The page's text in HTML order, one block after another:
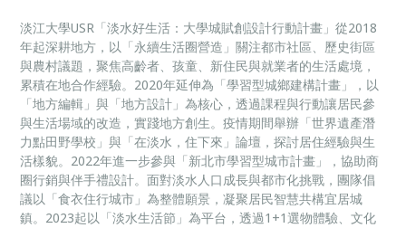
淡江大學USR「淡水好生活：大學城賦創設計行動計畫」從2018
年起深耕地方，以「永續生活圈營造」關注都市社區、歷史街區
與農村議題，聚焦高齡者、孩童、新住民與就業者的生活處境，
累積在地合作經驗。2020年延伸為「學習型城鄉建構計畫」，以
「地方編輯」與「地方設計」為核心，透過課程與行動讓居民參
與生活場域的改造，實踐地方創生。疫情期間舉辦「世界遺產潛
力點田野學校」與「在淡水，住下來」論壇，探討居住經驗與生
活樣貌。2022年進一步參與「新北市學習型城市計畫」，協助商
圈行銷與伴手禮設計。面對淡水人口成長與都市化挑戰，團隊倡
議以「食衣住行城市」為整體願景，凝聚居民智慧共構宜居城
鎮。2023起以「淡水生活節」為平台，透過1+1選物體驗、文化